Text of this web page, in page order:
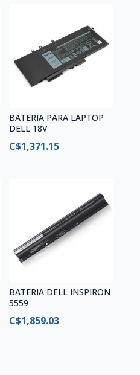
BATERIA PARA LAPTOP
DELL 18V
C$1,371.15
BATERIA DELL INSPIRON
5559
C$1,859.03